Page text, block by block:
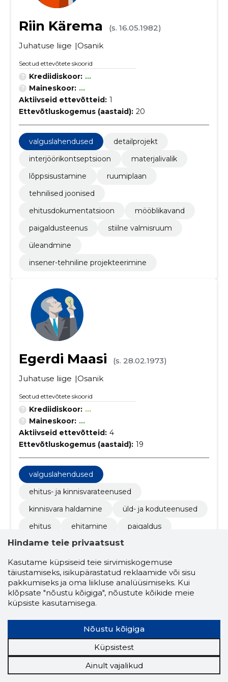
Riin Kärema
(s. 16.05.1982)
Juhatuse liige
Osanik
Seotud ettevõtete skoorid
Krediidiskoor: ...
Maineskoor: ...
Aktiivseid ettevõtteid: 1
Ettevõtluskogemus (aastaid): 20
valguslahendused
detailprojekt
interjöörikontseptsioon
materjalivalik
lõppsisustamine
ruumiplaan
tehnilised joonised
ehitusdokumentatsioon
mööblikavand
paigaldusteenus
stiilne valmisruum
üleandmine
insener-tehniline projekteerimine
Egerdi Maasi
(s. 28.02.1973)
Juhatuse liige
Osanik
Seotud ettevõtete skoorid
Krediidiskoor: ...
Maineskoor: ...
Aktiivseid ettevõtteid: 4
Ettevõtluskogemus (aastaid): 19
valguslahendused
ehitus- ja kinnisvarateenused
kinnisvara haldamine
üld- ja koduteenused
ehitus
ehitamine
paigaldus
renoveerimine
fassaad
seinad
materjalid
põrand
looduskivi
naturaalne
harjumaa
maalritööd
plaatimistööd
väljanägemise
looduskivi paigaldus
led valgustus
muud äritegevuse abiteenused
Hindame teie privaatsust
Kasutame küpsiseid teie sirvimiskogemuse
täiustamiseks, isikupärastatud reklaamide või sisu
pakkumiseks ja oma liikluse analüüsimiseks. Kui
klõpsate "nõustu kõigiga", nõustute kõikide meie
küpsiste kasutamisega.
Nõustu kõigiga
Küpsistest
Ainult vajalikud